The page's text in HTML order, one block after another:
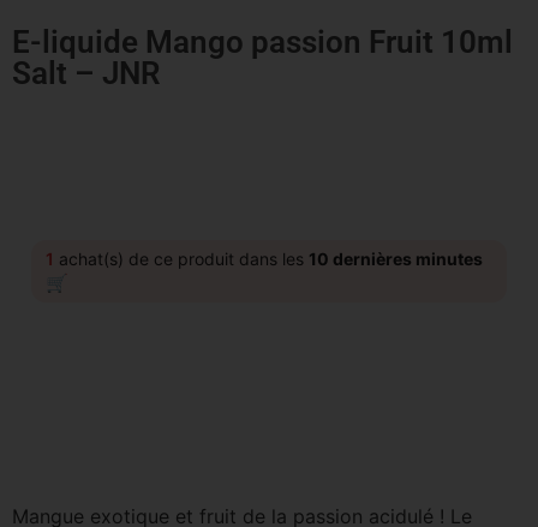
E-liquide Mango passion Fruit 10ml
Salt – JNR
1 achat(s) de ce produit dans les 10 dernières minutes
🛒
Mangue exotique et fruit de la passion acidulé ! Le